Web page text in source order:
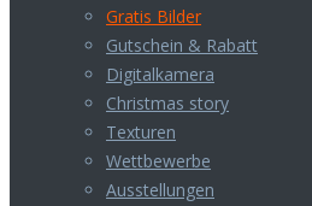
Gratis Bilder
Gutschein & Rabatt
Digitalkamera
Christmas story
Texturen
Wettbewerbe
Ausstellungen